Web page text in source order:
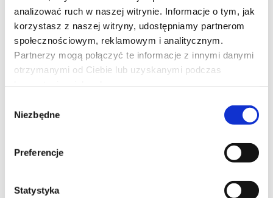
analizować ruch w naszej witrynie. Informacje o tym, jak
korzystasz z naszej witryny, udostępniamy partnerom
społecznościowym, reklamowym i analitycznym.
Partnerzy mogą połączyć te informacje z innymi danymi
otrzymanymi od Ciebie lub uzyskanymi podczas
zgody
Niezbędne
Preferencje
Statystyka
Dwadzieścia sześć lat po tym, jak udało im się uciec przed
podejrzanie znajomym zamaskowanym zabójcą, czwórka
bohaterów ponownie znajduje się na celowniku mordercy. Czas
granice zostaną przekroczone i żadne klisze nie przetrwają,
ponieważ nic nie jest święte. Wayansowie wracają, żeby